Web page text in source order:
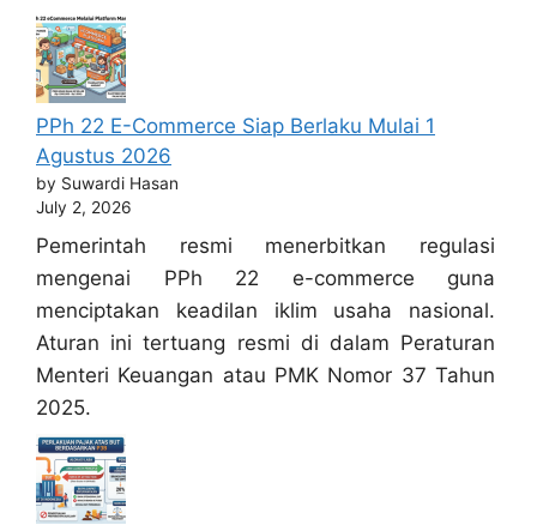
PPh 22 E-Commerce Siap Berlaku Mulai 1
Agustus 2026
by Suwardi Hasan
July 2, 2026
Pemerintah resmi menerbitkan regulasi
mengenai PPh 22 e-commerce guna
menciptakan keadilan iklim usaha nasional.
Aturan ini tertuang resmi di dalam Peraturan
Menteri Keuangan atau PMK Nomor 37 Tahun
2025.